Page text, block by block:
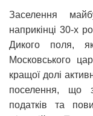
Заселення
наприкінці 30-х
Дикого поля,
Московського
кращої долі
поселення, що
податків та